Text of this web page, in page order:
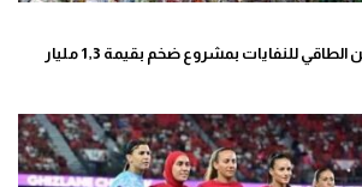
المغرب يراهن على التثمين الطاقي للنفايات بمشروع ضخم بقيمة 1,3 مليار